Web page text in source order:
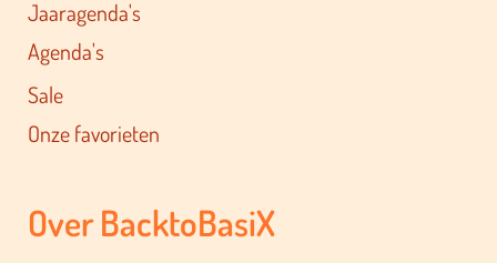
Jaaragenda's
Agenda's
Sale
Onze favorieten
Over BacktoBasiX